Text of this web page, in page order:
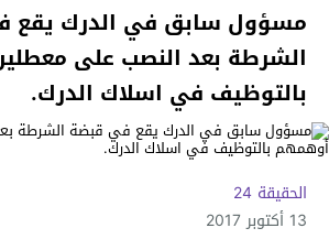
مسؤول سابق في الدرك يقع
الشرطة بعد النصب على
بالتوظيف في اسلاك الدرك.
الحقيقة 24
13 أكتوبر 2017